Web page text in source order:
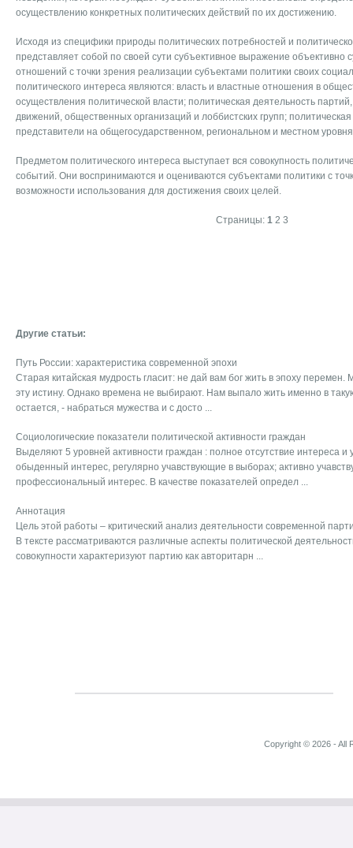
осуществлению конкретных политических действий по их достижению.
Исходя из специфики природы политических потребностей и
представляет собой по своей сути субъективное выражение объективно
отношений с точки зрения реализации субъектами политики своих
политического интереса являются: власть и властные отношения в
осуществления политической власти; политическая деятельность
движений, общественных организаций и лоббистских групп;
представители на общегосударственном, региональном и местном
Предметом политического интереса выступает вся совокупность
событий. Они воспринимаются и оцениваются субъектами политики с
возможности использования для достижения своих целей.
Страницы: 1 2 3
Другие статьи:
Путь России: характеристика современной эпохи
Старая китайская мудрость гласит: не дай вам бог жить в эпоху перемен.
эту истину. Однако времена не выбирают. Нам выпало жить именно в
остается, - набраться мужества и с досто ...
Социологические показатели политической активности граждан
Выделяют 5 уровней активности граждан : полное отсутствие интереса и
обыденный интерес, регулярно учавствующие в выборах; активно
профессиональный интерес. В качестве показателей определ ...
Аннотация
Цель этой работы – критический анализ деятельности современной
В тексте рассматриваются различные аспекты политической
совокупности характеризуют партию как авторитарн ...
Copyright © 2026 - All